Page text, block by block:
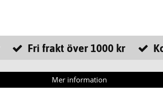
Fri frakt över 1000 kr
Mer information